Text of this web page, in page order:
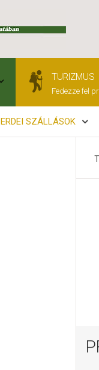
TURIZMUS
Fedezze fel
ERDEI SZÁLLÁSOK